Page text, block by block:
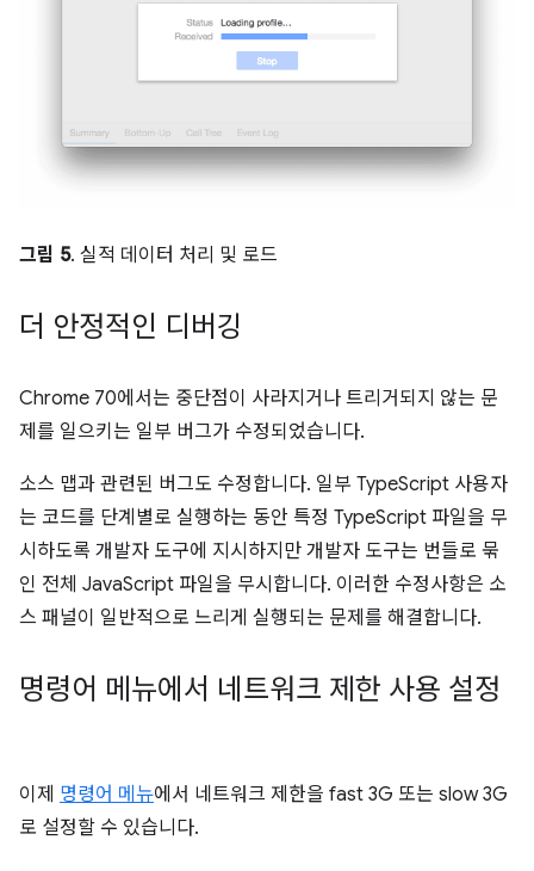
그림 5. 실적 데이터 처리 및 로드
더 안정적인 디버깅
Chrome 70에서는 중단점이 사라지거나 트리거되지 않는 문
제를 일으키는 일부 버그가 수정되었습니다.
소스 맵과 관련된 버그도 수정합니다. 일부 TypeScript 사용자
는 코드를 단계별로 실행하는 동안 특정 TypeScript 파일을 무
시하도록 개발자 도구에 지시하지만 개발자 도구는 번들로 묶
인 전체 JavaScript 파일을 무시합니다. 이러한 수정사항은 소
스 패널이 일반적으로 느리게 실행되는 문제를 해결합니다.
명령어 메뉴에서 네트워크 제한 사용 설정
이제 명령어 메뉴에서 네트워크 제한을 fast 3G 또는 slow 3G
로 설정할 수 있습니다.